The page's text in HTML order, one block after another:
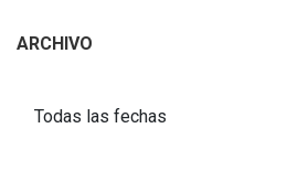
ARCHIVO